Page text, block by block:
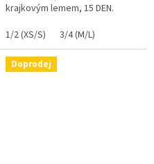
krajkovým lemem, 15 DEN.
1/2 (XS/S)
3/4 (M/L)
Doprodej